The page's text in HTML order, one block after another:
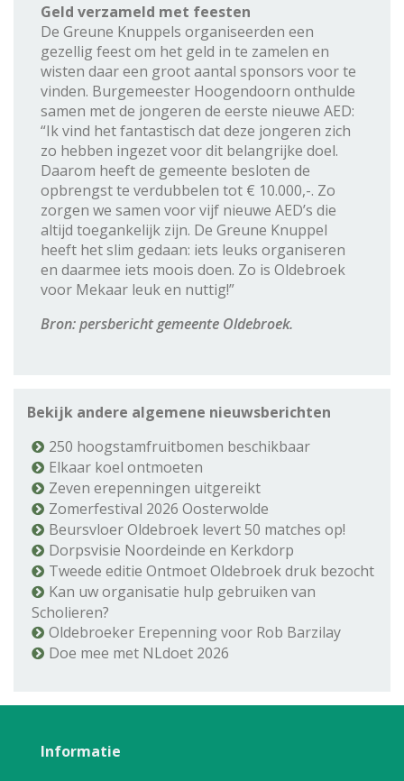
Geld verzameld met feesten
De Greune Knuppels organiseerden een
gezellig feest om het geld in te zamelen en
wisten daar een groot aantal sponsors voor te
vinden. Burgemeester Hoogendoorn onthulde
samen met de jongeren de eerste nieuwe AED:
“Ik vind het fantastisch dat deze jongeren zich
zo hebben ingezet voor dit belangrijke doel.
Daarom heeft de gemeente besloten de
opbrengst te verdubbelen tot € 10.000,-. Zo
zorgen we samen voor vijf nieuwe AED’s die
altijd toegankelijk zijn. De Greune Knuppel
heeft het slim gedaan: iets leuks organiseren
en daarmee iets moois doen. Zo is Oldebroek
voor Mekaar leuk en nuttig!”
Bron: persbericht gemeente Oldebroek.
Bekijk andere algemene nieuwsberichten
250 hoogstamfruitbomen beschikbaar
Elkaar koel ontmoeten
Zeven erepenningen uitgereikt
Zomerfestival 2026 Oosterwolde
Beursvloer Oldebroek levert 50 matches op!
Dorpsvisie Noordeinde en Kerkdorp
Tweede editie Ontmoet Oldebroek druk bezocht
Kan uw organisatie hulp gebruiken van
Scholieren?
Oldebroeker Erepenning voor Rob Barzilay
Doe mee met NLdoet 2026
Informatie